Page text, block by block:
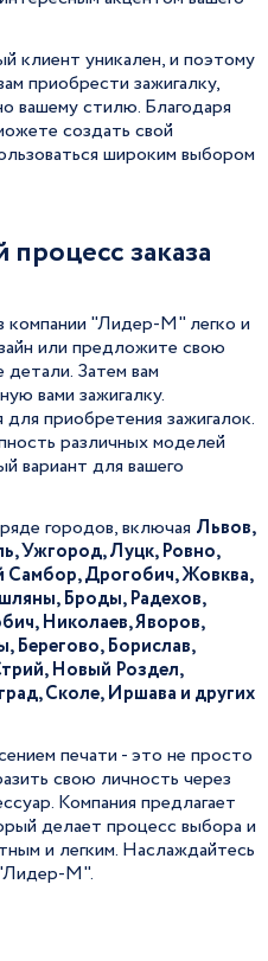
клиент уникален, и поэтому
приобрести зажигалку,
вашему стилю. Благодаря
создать свой
широким выбором
заказа
в компании "Лидер-М" легко и
или предложите свою
детали. Затем вам
вами зажигалку.
приобретения зажигалок.
различных моделей
вариант для вашего
городов, включая Львов,
Ужгород, Луцк, Ровно,
Самбор, Дрогобич, Жовква,
Броды, Радехов,
Николаев, Яворов,
Берегово, Борислав,
Новый Роздел,
Сколе, Иршава и других
печати - это не просто
свою личность через
Компания предлагает
делает процесс выбора и
и легким. Наслаждайтесь
"Лидер-М".